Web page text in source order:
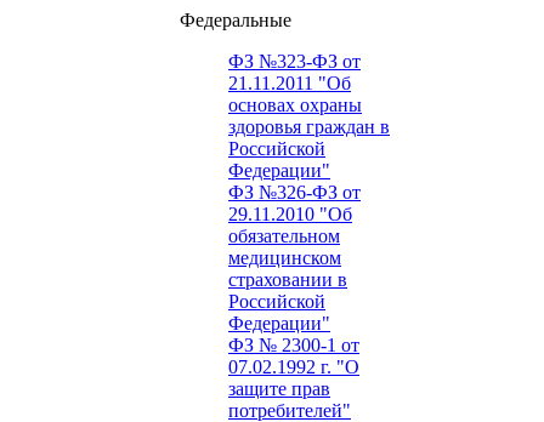
Федеральные
ФЗ №323-ФЗ от
21.11.2011 "Об
основах охраны
здоровья граждан в
Российской
Федерации"
ФЗ №326-ФЗ от
29.11.2010 "Об
обязательном
медицинском
страховании в
Российской
Федерации"
ФЗ № 2300-1 от
07.02.1992 г. "О
защите прав
потребителей"